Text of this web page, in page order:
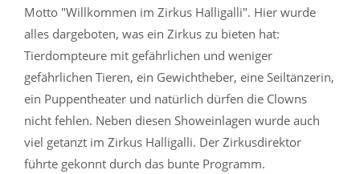
Motto "Willkommen im Zirkus Halligalli". Hier wurde
alles dargeboten, was ein Zirkus zu bieten hat:
Tierdompteure mit gefährlichen und weniger
gefährlichen Tieren, ein Gewichtheber, eine Seiltänzerin,
ein Puppentheater und natürlich dürfen die Clowns
nicht fehlen. Neben diesen Showeinlagen wurde auch
viel getanzt im Zirkus Halligalli. Der Zirkusdirektor
führte gekonnt durch das bunte Programm.